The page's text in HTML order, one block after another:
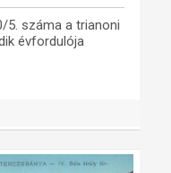
5. száma a trianoni
évfordulója